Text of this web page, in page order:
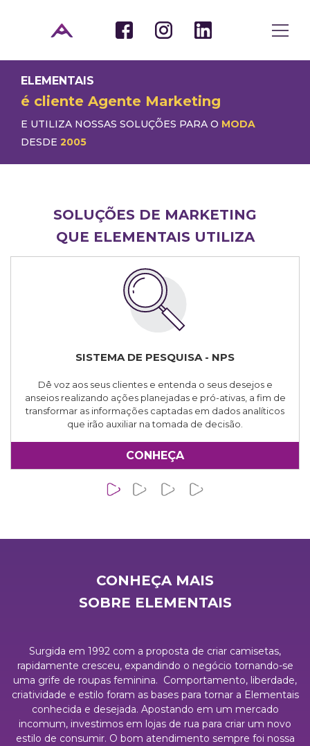
ELEMENTAIS
é cliente Agente Marketing
E UTILIZA NOSSAS SOLUÇÕES PARA O MODA
DESDE 2005
SOLUÇÕES DE MARKETING
QUE ELEMENTAIS UTILIZA
SISTEMA DE PESQUISA - NPS
Dê voz aos seus clientes e entenda o seus desejos e
anseios realizando ações planejadas e pró-ativas, a fim de
transformar as informações captadas em dados analíticos
que irão auxiliar na tomada de decisão.
CONHEÇA
CONHEÇA MAIS
SOBRE ELEMENTAIS
Surgida em 1992 com a proposta de criar camisetas,
rapidamente cresceu, expandindo o negócio tornando-se
uma grife de roupas feminina. Comportamento, liberdade,
criatividade e estilo foram as bases para tornar a Elementais
conhecida e desejada. Apostando em um mercado
incomum, investimos em lojas de rua para criar um novo
estilo de consumir. O bom atendimento sempre foi nossa